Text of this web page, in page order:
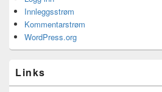
Innleggsstrøm
Kommentarstrøm
WordPress.org
Links